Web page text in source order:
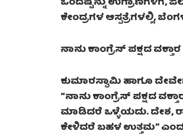
ಕೇಂದ್ರಗಳ ಆಸ್ಪತ್ರೆಗಳಲ್ಲಿ,
ನಾನು ಕಾಂಗ್ರೆಸ್ ಪಕ್ಷದ ವಕ್ತಾರ
ಕುಮಾರಸ್ವಾಮಿ ಹಾಗೂ
“ನಾನು ಕಾಂಗ್ರೆಸ್ ಪಕ್ಷದ
ಮಾಡಿದರೆ ಒಳ್ಳೆಯದು. ದೇಶ,
ಕೇಳಿದರೆ ಬಹಳ ಉತ್ತಮ”